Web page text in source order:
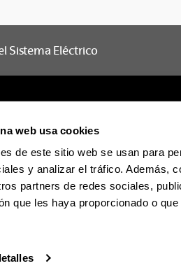
web usa cookies
de este sitio web se usan para
y analizar el tráfico. Además,
partners de redes sociales,
que les haya proporcionado o
Sistema Eléctrico
Sede